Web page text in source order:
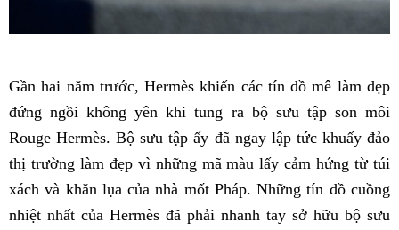
Gần hai năm trước, Hermès khiến các tín đồ mê làm đẹp
đứng ngồi không yên khi tung ra bộ sưu tập son môi
Rouge Hermès. Bộ sưu tập ấy đã ngay lập tức khuấy đảo
thị trường làm đẹp vì những mã màu lấy cảm hứng từ túi
xách và khăn lụa của nhà mốt Pháp. Những tín đồ cuồng
nhiệt nhất của Hermès đã phải nhanh tay sở hữu bộ sưu